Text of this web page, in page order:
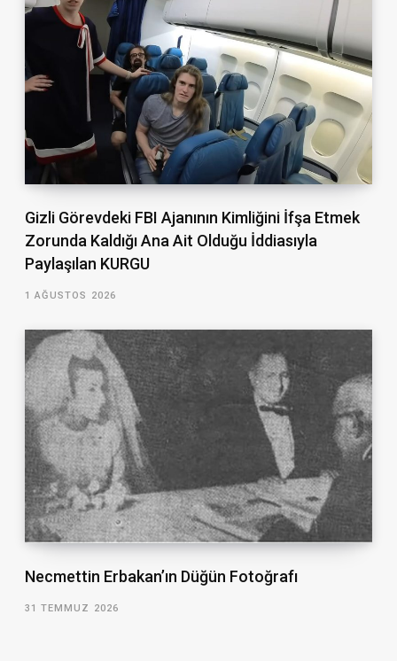
Gizli Görevdeki FBI Ajanının Kimliğini İfşa Etmek
Zorunda Kaldığı Ana Ait Olduğu İddiasıyla
Paylaşılan KURGU
1 AĞUSTOS 2026
Necmettin Erbakan’ın Düğün Fotoğrafı
31 TEMMUZ 2026